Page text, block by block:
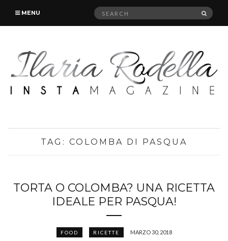
MENU
Search
TAG: COLOMBA DI PASQUA
TORTA O COLOMBA? UNA RICETTA
IDEALE PER PASQUA!
FOOD RICETTE MARZO 30, 2018